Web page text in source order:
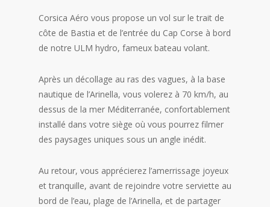
Corsica Aéro vous propose un vol sur le trait de
côte de Bastia et de l’entrée du Cap Corse à bord
de notre ULM hydro, fameux bateau volant.
Après un décollage au ras des vagues, à la base
nautique de l’Arinella, vous volerez à 70 km/h, au
dessus de la mer Méditerranée, confortablement
installé dans votre siège où vous pourrez filmer
des paysages uniques sous un angle inédit.
Au retour, vous apprécierez l’amerrissage joyeux
et tranquille, avant de rejoindre votre serviette au
bord de l’eau, plage de l’Arinella, et de partager